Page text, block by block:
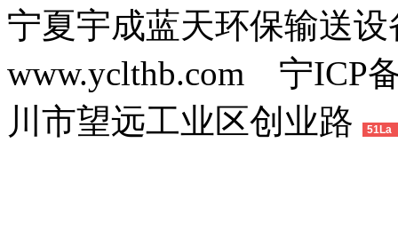
宁夏宇成蓝天环保输送
www.yclthb.com 宁ICP
川市望远工业区创业路
51La